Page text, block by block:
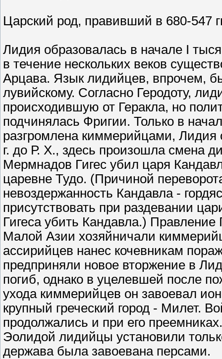
Царский род, правивший в 680-547
Лидия образовалась в начале I
в течение нескольких веков
Арцава. Язык лидийцев, впрочем,
лувийскому. Согласно Геродоту,
происходившую от Геракла, но
подчинялась Фригии. Только в
разгромлена киммерийцами, Лидия
г. до Р. Х., здесь произошла смена
Мермнадов Гигес убил царя
царевне Тудо. (Причиной
невоздержанность Кандавла -
присутствовать при раздевании
Гигеса убить Кандавла.)
Малой Азии хозяйничали
ассирийцев нанес кочевникам
предприняли новое вторжение в
погиб, однако в уцелевшей после
ухода киммерийцев он завоевал
крупный греческий город - Милет.
продолжались и при его
Эолидой лидийцы установили
держава была завоевана персами.